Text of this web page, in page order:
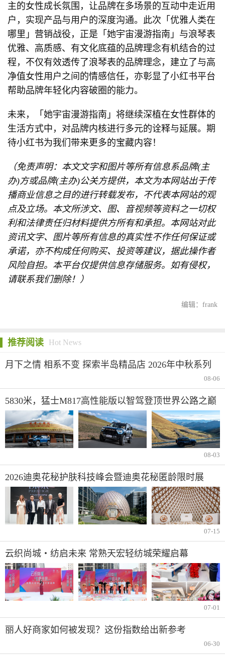
主的女性成长氛围，让品牌在多场景的互动中走近用
户，实现产品与用户的深度沟通。此次「优雅人类在
哪里」营销战役，正是「她宇宙漫游指南」与浪琴表
优雅、高质感、有文化底蕴的品牌理念有机结合的过
程，不仅有效透传了浪琴表的品牌理念，建立了与高
净值女性用户之间的情感信任，亦彰显了小红书平台
帮助品牌年轻化内容破圈的能力。
未来，「她宇宙漫游指南」将继续深植在女性群体的
生活方式中，对品牌内核进行多元的诠释与延展。期
待小红书为我们带来更多的宝藏内容！
（免责声明：本文文字和图片等所有信息系品牌(主
办)方或品牌(主办)公关方提供，本文为本网站出于传
播商业信息之目的进行转载发布，不代表本网站的观
点及立场。本文所涉文、图、音视频等资料之一切权
利和法律责任归材料提供方所有和承担。本网站对此
资讯文字、图片等所有信息的真实性不作任何保证或
承诺，亦不构成任何购买、投资等建议，据此操作者
风险自担。本平台仅提供信息存储服务。如有侵权，
请联系我们删除！）
编辑：frank
推荐阅读 Hot News
月下之情 相系不变 探索半岛精品店 2026年中秋系列
08-06
5830米，猛士M817高性能版以智驾登顶世界公路之巅
08-03
2026迪奥花秘护肤科技峰会暨迪奥花秘匿龄限时展
07-15
云织尚城・纺启未来 常熟天宏轻纺城荣耀启幕
07-01
丽人好商家如何被发现？这份指数给出新参考
06-30